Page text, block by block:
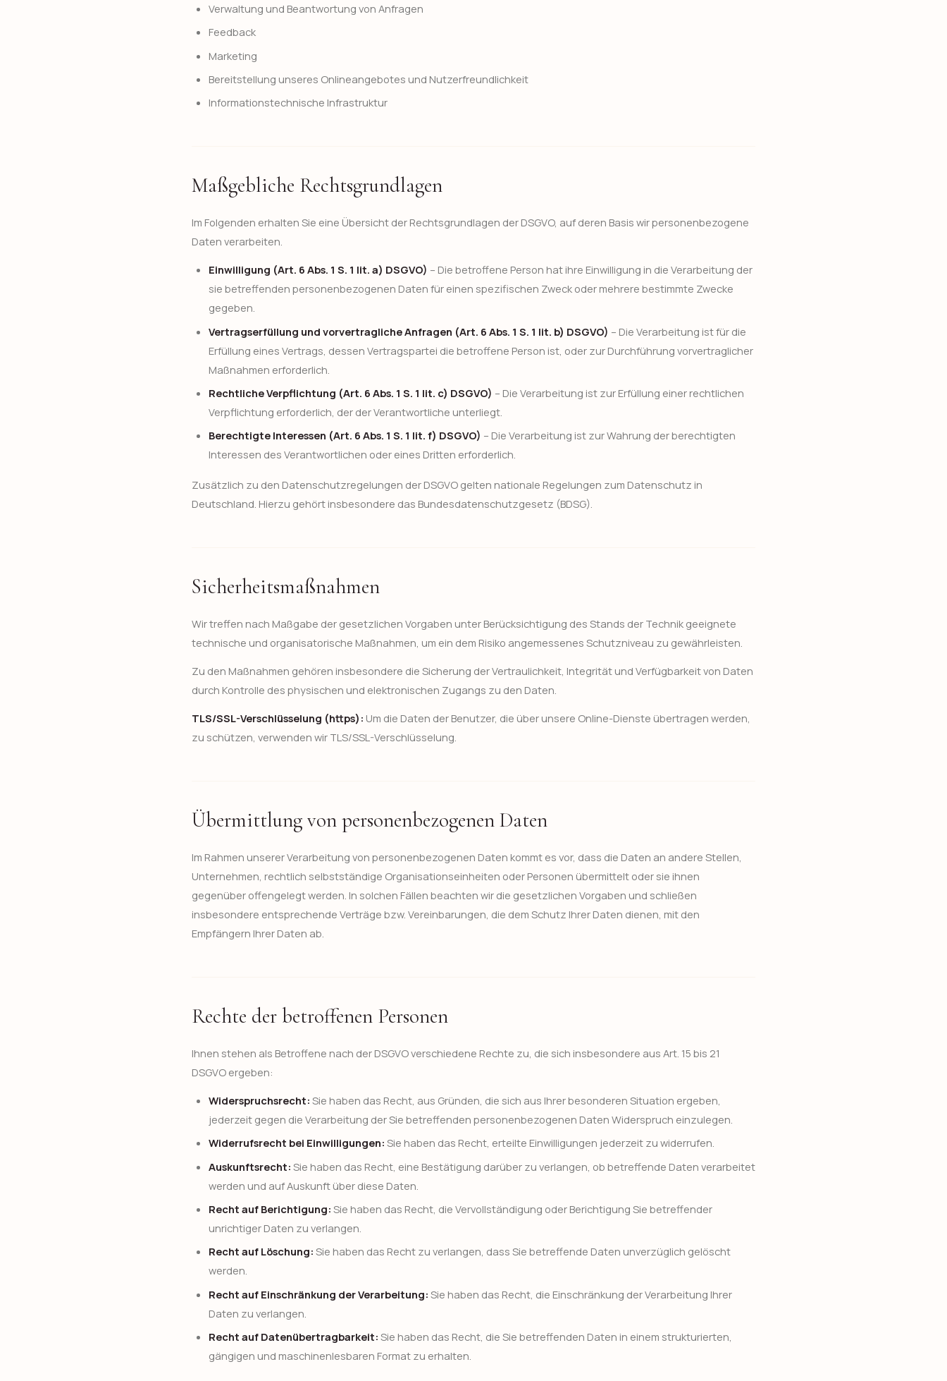
Verwaltung und Beantwortung von Anfragen
Feedback
Marketing
Bereitstellung unseres Onlineangebotes und Nutzerfreundlichkeit
Informationstechnische Infrastruktur
Maßgebliche Rechtsgrundlagen
Im Folgenden erhalten Sie eine Übersicht der Rechtsgrundlagen der DSGVO, auf deren Basis wir personenbezogene
Daten verarbeiten.
Einwilligung (Art. 6 Abs. 1 S. 1 lit. a) DSGVO) – Die betroffene Person hat ihre Einwilligung in die Verarbeitung der
sie betreffenden personenbezogenen Daten für einen spezifischen Zweck oder mehrere bestimmte Zwecke
gegeben.
Vertragserfüllung und vorvertragliche Anfragen (Art. 6 Abs. 1 S. 1 lit. b) DSGVO) – Die Verarbeitung ist für die
Erfüllung eines Vertrags, dessen Vertragspartei die betroffene Person ist, oder zur Durchführung vorvertraglicher
Maßnahmen erforderlich.
Rechtliche Verpflichtung (Art. 6 Abs. 1 S. 1 lit. c) DSGVO) – Die Verarbeitung ist zur Erfüllung einer rechtlichen
Verpflichtung erforderlich, der der Verantwortliche unterliegt.
Berechtigte Interessen (Art. 6 Abs. 1 S. 1 lit. f) DSGVO) – Die Verarbeitung ist zur Wahrung der berechtigten
Interessen des Verantwortlichen oder eines Dritten erforderlich.
Zusätzlich zu den Datenschutzregelungen der DSGVO gelten nationale Regelungen zum Datenschutz in
Deutschland. Hierzu gehört insbesondere das Bundesdatenschutzgesetz (BDSG).
Sicherheitsmaßnahmen
Wir treffen nach Maßgabe der gesetzlichen Vorgaben unter Berücksichtigung des Stands der Technik geeignete
technische und organisatorische Maßnahmen, um ein dem Risiko angemessenes Schutzniveau zu gewährleisten.
Zu den Maßnahmen gehören insbesondere die Sicherung der Vertraulichkeit, Integrität und Verfügbarkeit von Daten
durch Kontrolle des physischen und elektronischen Zugangs zu den Daten.
TLS/SSL-Verschlüsselung (https): Um die Daten der Benutzer, die über unsere Online-Dienste übertragen werden,
zu schützen, verwenden wir TLS/SSL-Verschlüsselung.
Übermittlung von personenbezogenen Daten
Im Rahmen unserer Verarbeitung von personenbezogenen Daten kommt es vor, dass die Daten an andere Stellen,
Unternehmen, rechtlich selbstständige Organisationseinheiten oder Personen übermittelt oder sie ihnen
gegenüber offengelegt werden. In solchen Fällen beachten wir die gesetzlichen Vorgaben und schließen
insbesondere entsprechende Verträge bzw. Vereinbarungen, die dem Schutz Ihrer Daten dienen, mit den
Empfängern Ihrer Daten ab.
Rechte der betroffenen Personen
Ihnen stehen als Betroffene nach der DSGVO verschiedene Rechte zu, die sich insbesondere aus Art. 15 bis 21
DSGVO ergeben:
Widerspruchsrecht: Sie haben das Recht, aus Gründen, die sich aus Ihrer besonderen Situation ergeben,
jederzeit gegen die Verarbeitung der Sie betreffenden personenbezogenen Daten Widerspruch einzulegen.
Widerrufsrecht bei Einwilligungen: Sie haben das Recht, erteilte Einwilligungen jederzeit zu widerrufen.
Auskunftsrecht: Sie haben das Recht, eine Bestätigung darüber zu verlangen, ob betreffende Daten verarbeitet
werden und auf Auskunft über diese Daten.
Recht auf Berichtigung: Sie haben das Recht, die Vervollständigung oder Berichtigung Sie betreffender
unrichtiger Daten zu verlangen.
Recht auf Löschung: Sie haben das Recht zu verlangen, dass Sie betreffende Daten unverzüglich gelöscht
werden.
Recht auf Einschränkung der Verarbeitung: Sie haben das Recht, die Einschränkung der Verarbeitung Ihrer
Daten zu verlangen.
Recht auf Datenübertragbarkeit: Sie haben das Recht, die Sie betreffenden Daten in einem strukturierten,
gängigen und maschinenlesbaren Format zu erhalten.